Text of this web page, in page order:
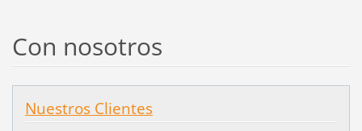
Con nosotros
Nuestros Clientes